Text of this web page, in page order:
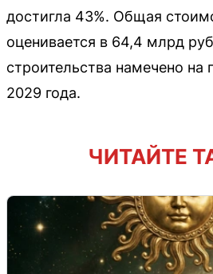
достигла 43%. Общая
оценивается в 64,4 млрд
строительства намечено на
2029 года.
ЧИТАЙТЕ